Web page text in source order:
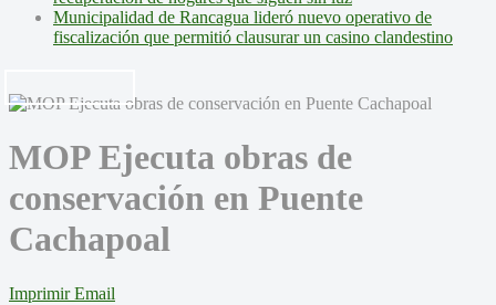
Municipalidad de Rancagua lideró nuevo operativo de
fiscalización que permitió clausurar un casino clandestino
MOP Ejecuta obras de
conservación en Puente
Cachapoal
Imprimir Email